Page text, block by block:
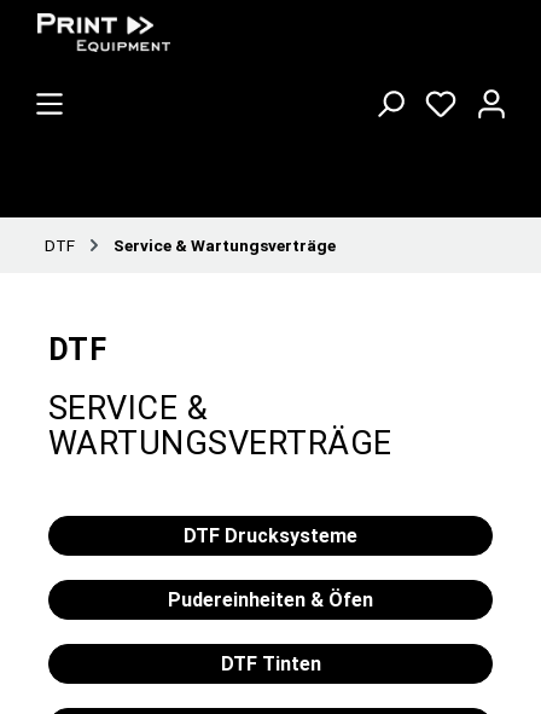
DTF Service & Wartungsverträge
DTF
SERVICE &
WARTUNGSVERTRÄGE
DTF Drucksysteme
Pudereinheiten & Öfen
DTF Tinten